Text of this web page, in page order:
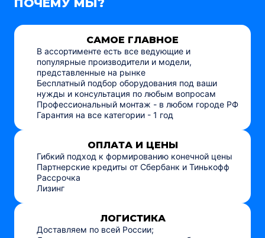
ПОЧЕМУ МЫ?
САМОЕ ГЛАВНОЕ
В ассортименте есть все ведующие и
популярные производители и модели,
представленные на рынке
Бесплатный подбор оборудования под ваши
нужды и консультация по любым вопросам
Профессиональный монтаж - в любом городе РФ
Гарантия на все категории - 1 год
ОПЛАТА И ЦЕНЫ
Гибкий подход к формированию конечной цены
Партнерские кредиты от Сбербанк и Тинькофф
Рассрочка
Лизинг
ЛОГИСТИКА
Доставляем по всей России;